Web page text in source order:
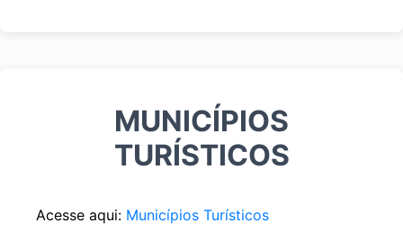
MUNICÍPIOS
TURÍSTICOS
Acesse aqui: Municípios Turísticos